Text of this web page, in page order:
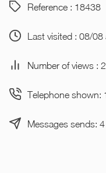
Reference : 18438
Last visited : 08/08
Number of views :
Telephone shown:
Messages sends: 4